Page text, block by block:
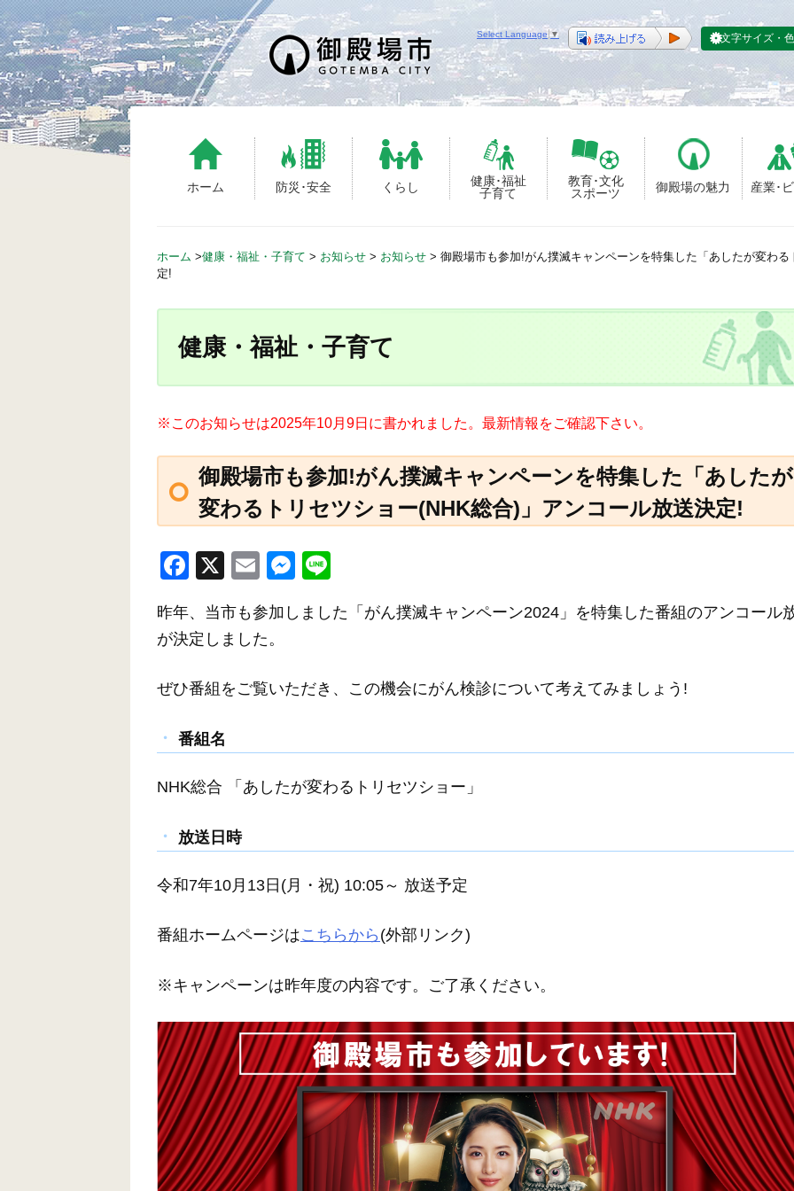
S
k
i
p
t
o
c
ホーム 防災･安全 くらし
健康･福祉
子育て
教育･文化
スポーツ
御殿場の魅力 産業･
Select Language ▼ 文字サイズ・
ホーム >健康・福祉・子育て > お知らせ > お知らせ > 御殿場市も参加!がん撲滅キャンペーンを特集した「あしたが変わ
定!
健康・福祉・子育て
※このお知らせは2025年10月9日に書かれました。最新情報をご確認下さい。
御殿場市も参加!がん撲滅キャンペーンを特集した「あしたが
変わるトリセツショー(NHK総合)」アンコール放送決定!
F
c
e
b
o
o
k
X
E
ail
M
ss
n
g
e
昨年、当市も参加しました「がん撲滅キャンペーン2024 」を特集した番組のアンコール
が決定しました。
ぜひ番組をご覧いただき、この機会にがん検診について考えてみましょう!
番組名
NHK総合 「あしたが変わるトリセツショー」
放送日時
令和7年10月13日(月・祝) 10:05～ 放送予定
番組ホームページはこちらから (外部リンク)
※キャンペーンは昨年度の内容です。ご了承ください。